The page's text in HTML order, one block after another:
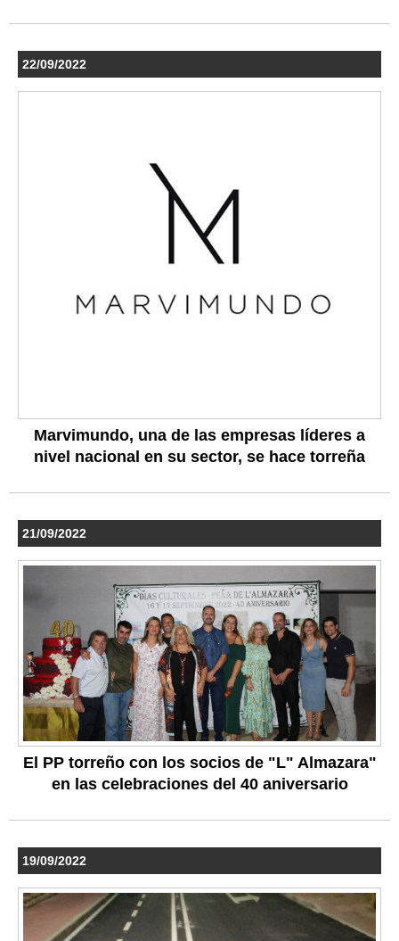
22/09/2022
Marvimundo, una de las empresas líderes a
nivel nacional en su sector, se hace torreña
21/09/2022
El PP torreño con los socios de "L" Almazara"
en las celebraciones del 40 aniversario
19/09/2022